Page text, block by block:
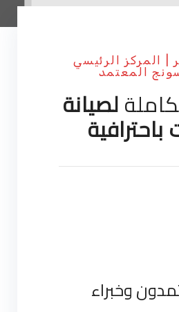
| المركز الرئيسي
المعتمد
لصيانة
باحترافية
وخبراء